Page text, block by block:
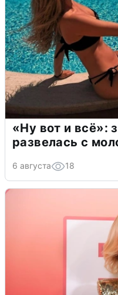
«Ну вот и всё»:
развелась с
6 августа 18